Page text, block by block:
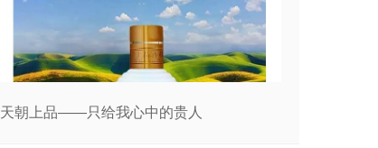
天朝上品——只给我心中的贵人